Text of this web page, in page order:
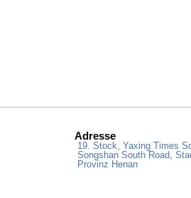
Adresse
19. Stock, Yaxing Times
Songshan South Road,
Provinz Henan